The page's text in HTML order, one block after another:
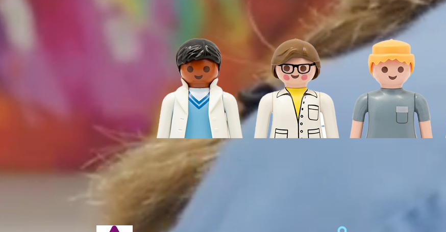
infos que vous cherchez.
Pour plus de détails sur Bernard Mounsi, Léa Terrasse, Yannick